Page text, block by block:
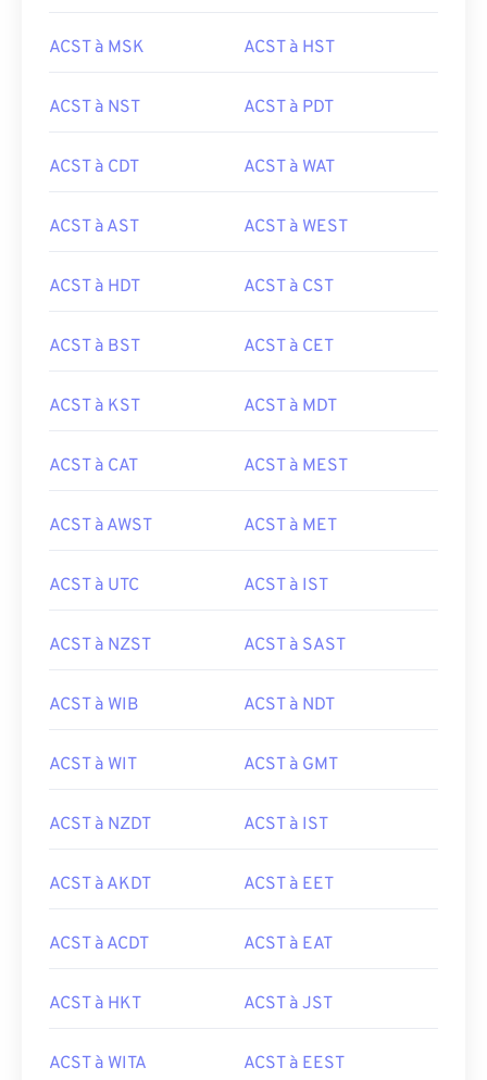
ACST à MSK ACST à HST
ACST à NST ACST à PDT
ACST à CDT ACST à WAT
ACST à AST ACST à WEST
ACST à HDT ACST à CST
ACST à BST ACST à CET
ACST à KST ACST à MDT
ACST à CAT ACST à MEST
ACST à AWST ACST à MET
ACST à UTC ACST à IST
ACST à NZST ACST à SAST
ACST à WIB ACST à NDT
ACST à WIT ACST à GMT
ACST à NZDT ACST à IST
ACST à AKDT ACST à EET
ACST à ACDT ACST à EAT
ACST à HKT ACST à JST
ACST à WITA ACST à EEST